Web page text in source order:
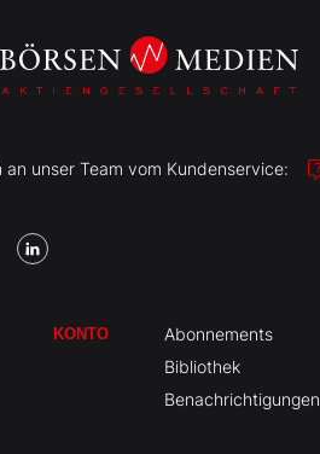
unser Team vom Kundenservice:
KONTO
Abonnements
Bibliothek
Benachrichtigungen